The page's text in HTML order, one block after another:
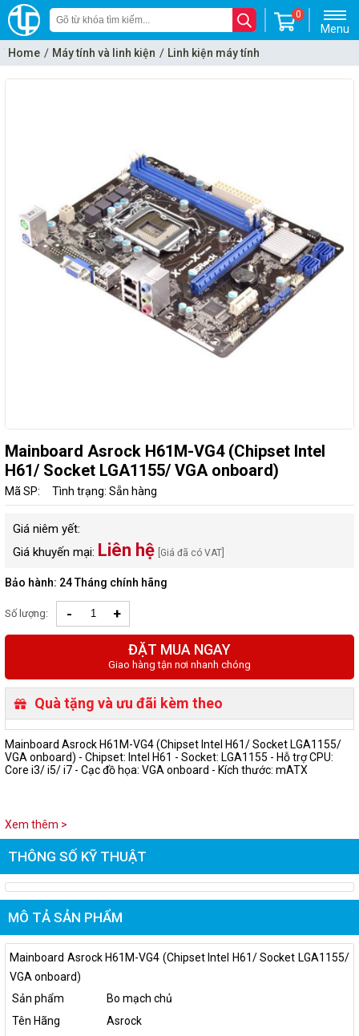
Menu
0
Home Máy tính và linh kiện
Linh kiện máy tính
Mainboard - Bo mạch chủ
Mainboard Asrock H61M-VG4 (Chipset Intel
H61/ Socket LGA1155/ VGA onboard)
Mã SP: Tình trạng: Sẵn hàng
Giá niêm yết:
Giá khuyến mại: Liên hệ [Giá đã có VAT]
Bảo hành: 24 Tháng chính hãng
Số lượng: - +
ĐẶT MUA NGAY
Giao hàng tận nơi nhanh chóng
Quà tặng và ưu đãi kèm theo
Mainboard Asrock H61M-VG4 (Chipset Intel H61/ Socket LGA1155/
VGA onboard) - Chipset: Intel H61 - Socket: LGA1155 - Hỗ trợ CPU:
Core i3/ i5/ i7 - Cạc đồ họa: VGA onboard - Kích thước: mATX
Xem thêm >
THÔNG SỐ KỸ THUẬT
MÔ TẢ SẢN PHẨM
Mainboard Asrock H61M-VG4 (Chipset Intel H61/ Socket LGA1155/
VGA onboard)
Sản phẩm
Bo mạch chủ
Tên Hãng
Asrock